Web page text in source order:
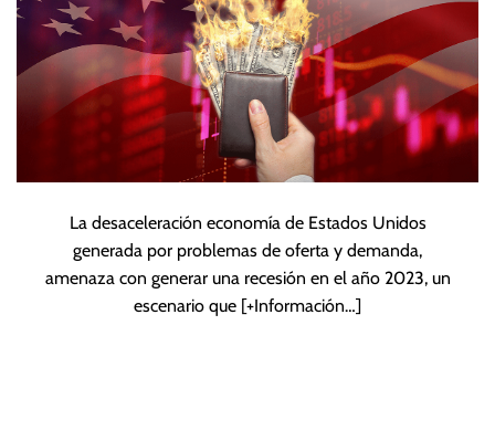
La desaceleración economía de Estados Unidos
generada por problemas de oferta y demanda,
amenaza con generar una recesión en el año 2023, un
escenario que [+Información…]